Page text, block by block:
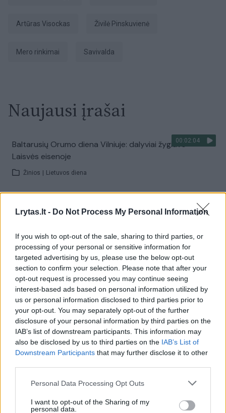
Lrytas.lt - Do Not Process My Personal Information
If you wish to opt-out of the sale, sharing to third parties, or
processing of your personal or sensitive information for
targeted advertising by us, please use the below opt-out
section to confirm your selection. Please note that after your
opt-out request is processed you may continue seeing
interest-based ads based on personal information utilized by
us or personal information disclosed to third parties prior to
your opt-out. You may separately opt-out of the further
disclosure of your personal information by third parties on the
IAB’s list of downstream participants. This information may
also be disclosed by us to third parties on the IAB’s List of
Downstream Participants that may further disclose it to other
Personal Data Processing Opt Outs
I want to opt-out of the Sharing of my
personal data.
Artūras Visockas Živilė Pinskuvienė
mero rinkimai savivalda
Naujausi įrašai
00:02:04
Baltarusių Orumo diena Vilniuje: dalyviai žygiavo
Laisvės eisenoje
Žinios Lietuvos diena
00:03:45
Iranas kelia sąlygą JAV: Hormūzo sąsiauris kol kas liks
Žinios | Pasaulis
00:01:44
Rupkalviuose su dalgiais stojo į kovą: paskelbti Metų
šienpjoviai
Žinios | Lietuvos diena
00:02:40
Danija stiprina gynybą: kariams teks tarnauti ilgiau
Žinios | Pasaulis
Visi įrašai